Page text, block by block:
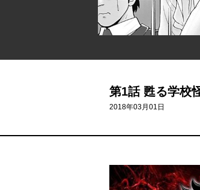
第1話 甦る学校
2018年03月01日